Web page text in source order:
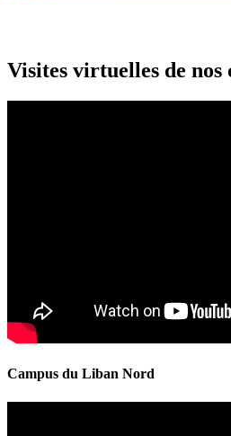
Visites virtuelles de nos
Campus du Liban Nord